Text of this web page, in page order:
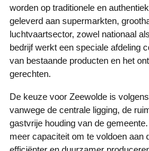
worden op traditionele en
geleverd aan supermarkten,
luchtvaartsector, zowel nationaal
bedrijf werkt een speciale afdeling
van bestaande producten en het
gerechten.
De keuze voor Zeewolde is volgens Zainab Foods logisch
vanwege de centrale ligging, de
gastvrije houding van de
meer capaciteit om te voldoen aan